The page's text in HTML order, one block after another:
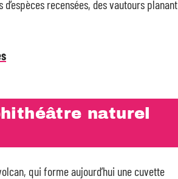
recensées, des vautours planant
naturel
qui forme aujourd’hui une cuvette